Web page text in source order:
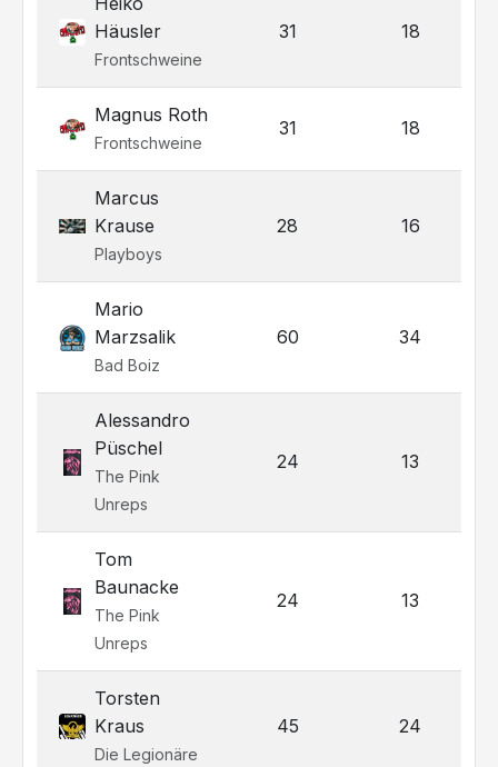
Häusler
Frontschweine
31 18
Magnus Roth
Frontschweine
31 18
Marcus
Krause
Playboys
28 16
Mario
Marzsalik
Bad Boiz
60 34
Alessandro
Püschel
The Pink
Unreps
24 13
Tom
Baunacke
The Pink
Unreps
24 13
Torsten
Kraus
Die Legionäre
45 24